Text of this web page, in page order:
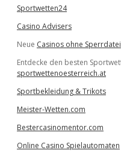
Sportwetten24
Casino Advisers
Neue Casinos ohne Sperrdatei
Entdecke den besten
sportwettenoesterreich.at
Sportbekleidung & Trikots
Meister-Wetten.com
Bestercasinomentor.com
Online Casino Spielautomaten